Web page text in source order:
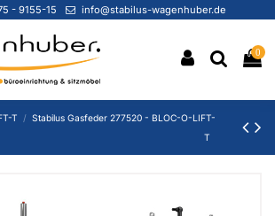
- 9155-15 info@stabilus-wagenhuber.de
0
T
Stabilus Gasfeder 277520 - BLOC-O-LIFT-
T